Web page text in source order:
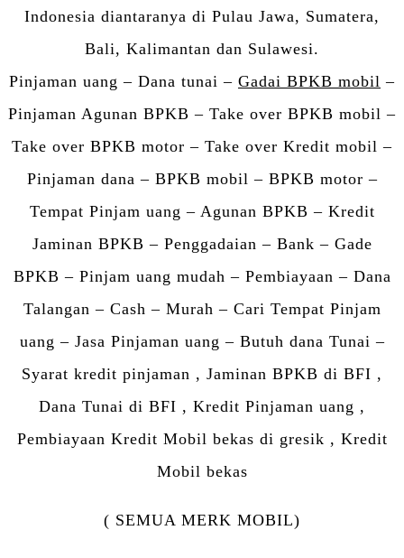
Indonesia diantaranya di Pulau Jawa, Sumatera,
Bali, Kalimantan dan Sulawesi.
Pinjaman uang – Dana tunai – Gadai BPKB mobil –
Pinjaman Agunan BPKB – Take over BPKB mobil –
Take over BPKB motor – Take over Kredit mobil –
Pinjaman dana – BPKB mobil – BPKB motor –
Tempat Pinjam uang – Agunan BPKB – Kredit
Jaminan BPKB – Penggadaian – Bank – Gade
BPKB – Pinjam uang mudah – Pembiayaan – Dana
Talangan – Cash – Murah – Cari Tempat Pinjam
uang – Jasa Pinjaman uang – Butuh dana Tunai –
Syarat kredit pinjaman , Jaminan BPKB di BFI ,
Dana Tunai di BFI , Kredit Pinjaman uang ,
Pembiayaan Kredit Mobil bekas di gresik , Kredit
Mobil bekas
( SEMUA MERK MOBIL)